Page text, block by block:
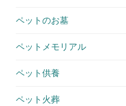
ペットのお墓
ペットメモリアル
ペット供養
ペット火葬